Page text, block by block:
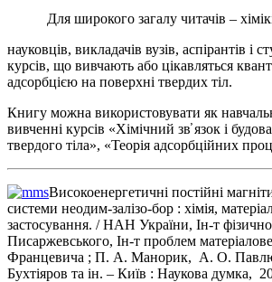
Для широкого загалу читачів –
науковців, викладачів вузів, аспірантів і
курсів, що вивчають або цікавляться
адсорбцією на поверхні твердих тіл.
Книгу можна використовувати як
вивченні курсів «Хімічний зв̕ язок і
твердого тіла», «Теорія адсорбційних
Високоенергетичні постійні
системи неодим-залізо-бор : хімія,
застосування. / НАН України, Ін-т
Писаржевського, Ін-т проблем
Францевича ; П. А. Манорик, А. О.
Бухтіяров та ін. – Київ : Наукова думка,